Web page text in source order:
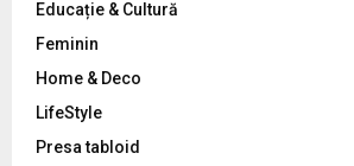
Educație & Cultură
Feminin
Home & Deco
LifeStyle
Presa tabloid